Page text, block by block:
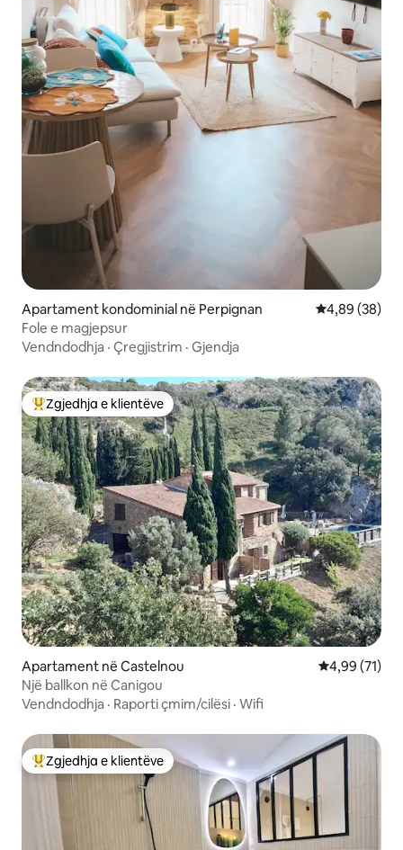
Apartament kondominial në Perpignan Vlerësimi
4,89 (38)
Fole e magjepsur
Vendndodhja · Çregjistrim · Gjendja
Më të mirat e zgjedhjeve të klientëve
Zgjedhja e klientëve
Apartament në Castelnou Vlerësimi
4,99 (71)
Një ballkon në Canigou
Vendndodhja · Raporti çmim/cilësi · Wifi
Më të mirat e zgjedhjeve të klientëve
Zgjedhja e klientëve